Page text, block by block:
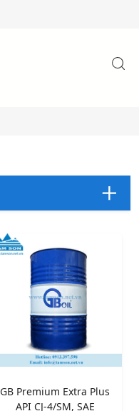
GB Premium Extra Plus
API CJ-4/SM, SAE